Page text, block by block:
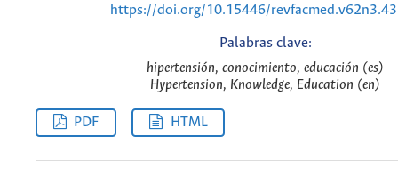
https://doi.org/10.15446/
Palabras clave:
hipertensión, conocimiento, educación (es)
Hypertension, Knowledge, Education (en)
PDF HTML